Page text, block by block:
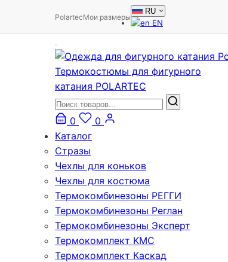
PolartecМои размеры
RU
EN
Термокостюмы для фигурного
катания POLARTEC
0
0
Каталог
Стразы
Чехлы для коньков
Чехлы для костюма
Термокомбинезоны РЕГГИ
Термокомбинезоны Реглан
Термокомбинезоны Эксперт
Термокомплект KMC
Термокомплект Каскад